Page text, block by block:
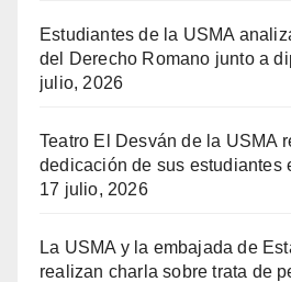
Estudiantes de la USMA
del Derecho Romano junto a
julio, 2026
Teatro El Desván de la USMA
dedicación de sus estudiantes
17 julio, 2026
La USMA y la embajada de
realizan charla sobre trata de